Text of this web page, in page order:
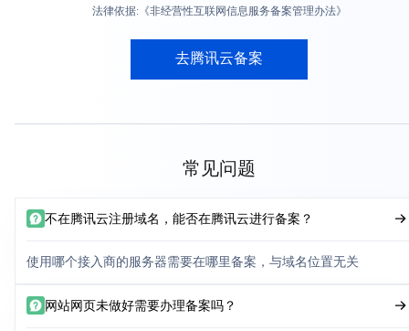
法律依据:《非经营性互联网信息服务备案管理办法》
去腾讯云备案
常见问题
不在腾讯云注册域名，能否在腾讯云进行备案？
使用哪个接入商的服务器需要在哪里备案，与域名位置无关
网站网页未做好需要办理备案吗？